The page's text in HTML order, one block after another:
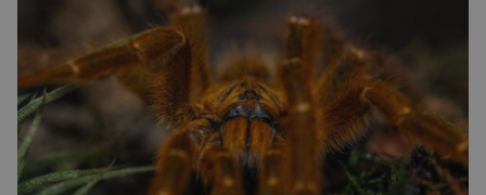
Guinnessovy knihy rekordů. Navzdory svému
názvu nežije pouze v jižní Africe, ale domovem
je mu valná část černého kontinentu a
vyskytuje se rovněž v oblastech […]